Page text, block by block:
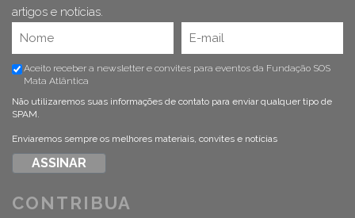
artigos e notícias.
Aceito receber a newsletter e convites para eventos da Fundação SOS
Mata Atlântica
Não utilizaremos suas informações de contato para enviar qualquer tipo de
SPAM.
Enviaremos sempre os melhores materiais, convites e notícias
CONTRIBUA